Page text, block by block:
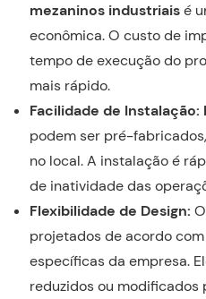
mezaninos industriaisé
econômica. O custo de
tempo de execução do
mais rápido.
Facilidade de
podem ser pré-
no local. A instalação é
de inatividade das
Flexibilidade de Design:
projetados de acordo
específicas da empresa.
reduzidos ou